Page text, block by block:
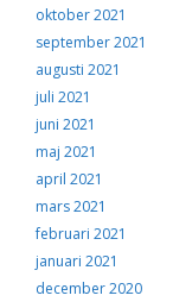
oktober 2021
september 2021
augusti 2021
juli 2021
juni 2021
maj 2021
april 2021
mars 2021
februari 2021
januari 2021
december 2020